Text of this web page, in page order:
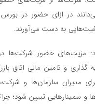
در ازای حضور در
به دست می‌آورند.
مزیت‌های حضور شرکت‌ها
گذاری و تامین مالی اتاق
مدیران سازمان‌ها و
و سمینارهایی تبیین شود؛